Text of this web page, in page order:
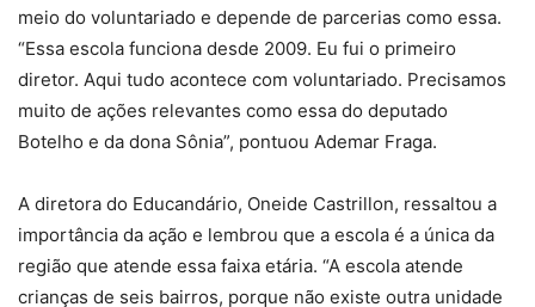
meio do voluntariado e depende de parcerias como essa.
“Essa escola funciona desde 2009. Eu fui o primeiro
diretor. Aqui tudo acontece com voluntariado. Precisamos
muito de ações relevantes como essa do deputado
Botelho e da dona Sônia”, pontuou Ademar Fraga.
A diretora do Educandário, Oneide Castrillon, ressaltou a
importância da ação e lembrou que a escola é a única da
região que atende essa faixa etária. “A escola atende
crianças de seis bairros, porque não existe outra unidade